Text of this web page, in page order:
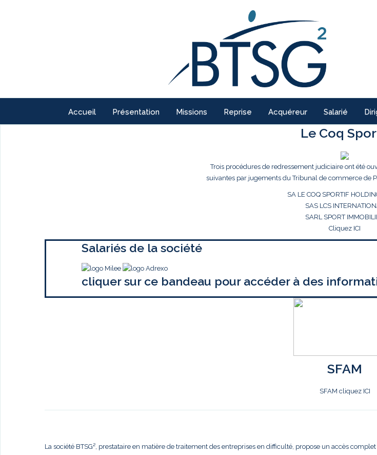
Accueil Présentation Missions Reprise Acquéreur Salarié
Le Coq
Trois procédures de redressement judiciaire ont été
suivantes par jugements du Tribunal de commerce de
SA LE COQ SPORTIF
SAS LCS
SARL SPORT
Cliquez ICI
Salariés de la société
cliquer sur ce bandeau pour accéder à des
SFAM
SFAM cliquez ICI
La société BTSG², prestataire en matière de traitement des entreprises en difficulté, propose un accès